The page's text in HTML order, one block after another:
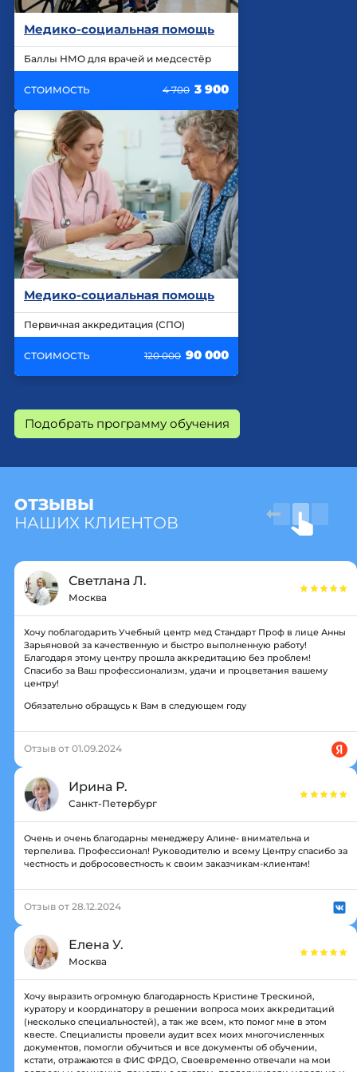
Медико-социальная помощь
Баллы НМО для врачей и медсестёр
СТОИМОСТЬ 4 700 3 900
Медико-социальная помощь
Первичная аккредитация (СПО)
СТОИМОСТЬ 120 000 90 000
Подобрать программу обучения
ОТЗЫВЫ
НАШИХ КЛИЕНТОВ
Светлана Л.
Москва
Хочу поблагодарить Учебный центр мед Стандарт Проф в лице Анны
Зарьяновой за качественную и быстро выполненную работу!
Благодаря этому центру прошла аккредитацию без проблем!
Спасибо за Ваш профессионализм, удачи и процветания вашему
центру!
Обязательно обращусь к Вам в следующем году
Отзыв от 01.09.2024
Ирина Р.
Санкт-Петербург
Очень и очень благодарны менеджеру Алине- внимательна и
терпелива. Профессионал! Руководителю и всему Центру спасибо за
честность и добросовестность к своим заказчикам-клиентам!
Отзыв от 28.12.2024
Елена У.
Москва
Хочу выразить огромную благодарность Кристине Трескиной,
куратору и координатору в решении вопроса моих аккредитаций
(несколько специальностей), а так же всем, кто помог мне в этом
квесте. Специалисты провели аудит всех моих многочисленных
документов, помогли обучиться и все документы об обучении,
кстати, отражаются в ФИС ФРДО, Своевременно отвечали на мои